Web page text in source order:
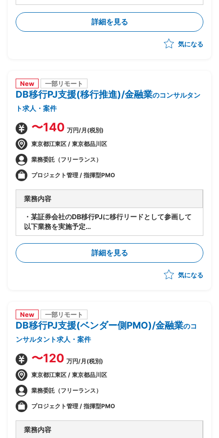
・外部環境(全銀仕様/競合他社/AI等技術動向)を踏まえ
たあるべき業務姿の検討
・上記を実現するTo-Beアーキテクチャの立案
・銀行企画部門に入り込み/調査/論点整理/構想書作成
詳細を見る
気になる
New 一部リモート
DB移行PJ支援(移行推進)/金融業のコンサルタン
ト求人・案件
〜140 万円/月(税別)
東京都江東区 / 東京都品川区
業務委託（フリーランス）
プロジェクト管理 / 指揮型PMO
業務内容
・某証券会社のDB移行PJに移行リードとして参画して
以下業務を実施予定
-移行計画の作成
-移行方式検討/本番移行対策の立案
-移行ツール作成に関する計画策定/推進
-移行リハーサル～移行本番～移行後支援までの全体推
詳細を見る
気になる
New 一部リモート
DB移行PJ支援(ベンダー側PMO)/金融業のコ
ンサルタント求人・案件
〜120 万円/月(税別)
東京都江東区 / 東京都品川区
業務委託（フリーランス）
プロジェクト管理 / 指揮型PMO
業務内容